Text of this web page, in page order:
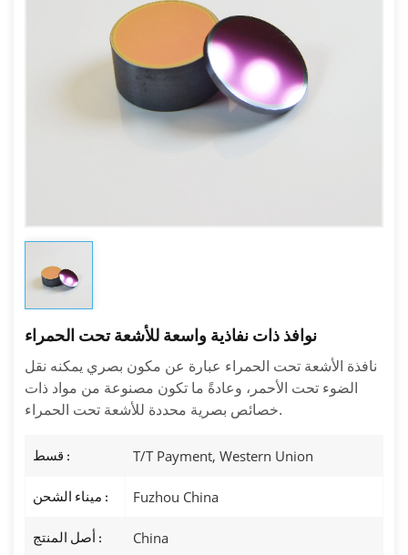
نوافذ ذات نفاذية واسعة للأشعة تحت الحمراء
نافذة الأشعة تحت الحمراء عبارة عن مكون بصري يمكنه نقل
الضوء تحت الأحمر، وعادةً ما تكون مصنوعة من مواد ذات
خصائص بصرية محددة للأشعة تحت الحمراء.
قسط : T/T Payment, Western Union
ميناء الشحن : Fuzhou China
أصل المنتج : China